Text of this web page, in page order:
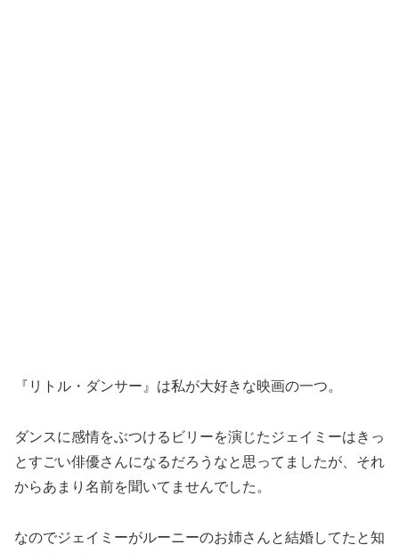
『リトル・ダンサー』は私が大好きな映画の一つ。
ダンスに感情をぶつけるビリーを演じたジェイミーはきっ
とすごい俳優さんになるだろうなと思ってましたが、それ
からあまり名前を聞いてませんでした。
なのでジェイミーがルーニーのお姉さんと結婚してたと知